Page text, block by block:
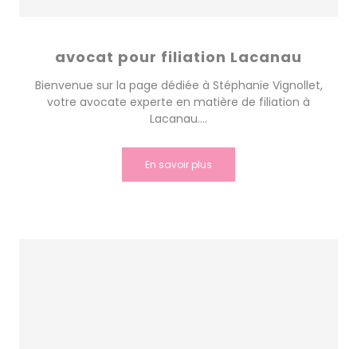
avocat pour filiation Lacanau
Bienvenue sur la page dédiée à Stéphanie Vignollet,
votre avocate experte en matière de filiation à
Lacanau....
En savoir plus